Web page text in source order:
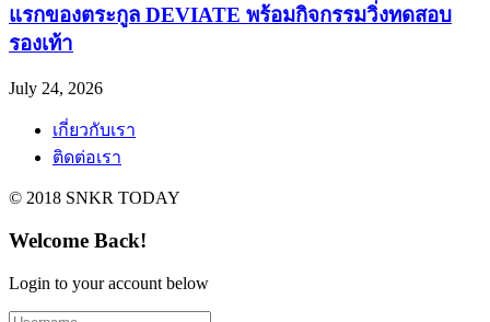
แรกของตระกูล DEVIATE พร้อมกิจกรรมวิ่งทดสอบ
รองเท้า
July 24, 2026
เกี่ยวกับเรา
ติดต่อเรา
© 2018 SNKR TODAY
Welcome Back!
Login to your account below